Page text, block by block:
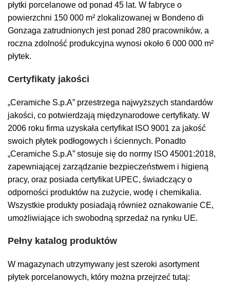
płytki porcelanowe od ponad 45 lat. W fabryce o
powierzchni 150 000 m² zlokalizowanej w Bondeno di
Gonzaga zatrudnionych jest ponad 280 pracowników, a
roczna zdolność produkcyjna wynosi około 6 000 000 m²
płytek.
Certyfikaty jakości
„Ceramiche S.p.A” przestrzega najwyższych standardów
jakości, co potwierdzają międzynarodowe certyfikaty. W
2006 roku firma uzyskała certyfikat ISO 9001 za jakość
swoich płytek podłogowych i ściennych. Ponadto
„Ceramiche S.p.A” stosuje się do normy ISO 45001:2018,
zapewniającej zarządzanie bezpieczeństwem i higieną
pracy, oraz posiada certyfikat UPEC, świadczący o
odporności produktów na zużycie, wodę i chemikalia.
Wszystkie produkty posiadają również oznakowanie CE,
umożliwiające ich swobodną sprzedaż na rynku UE.
Pełny katalog produktów
W magazynach utrzymywany jest szeroki asortyment
płytek porcelanowych, który można przejrzeć tutaj: